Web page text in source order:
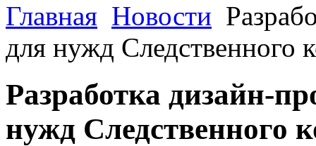
Главная Новости
для нужд Следственного
Разработка дизайн-
нужд Следственного